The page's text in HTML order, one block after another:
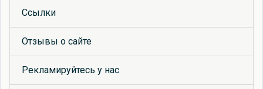
Ссылки
Отзывы о сайте
Рекламируйтесь у нас